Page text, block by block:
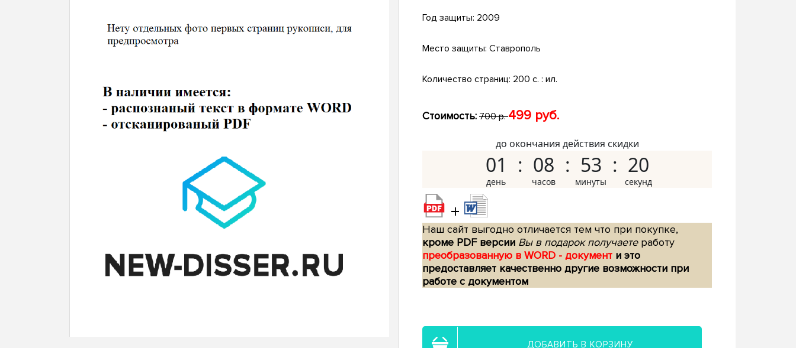
Год защиты: 2009
Место защиты: Ставрополь
Количество страниц: 200 с. : ил.
Стоимость: 700 р.499 руб.
до окончания действия скидки
01 08 53 19
+
Наш сайт выгодно отличается тем что при покупке,
кроме PDF версии Вы в подарок получаетеработу
преобразованную в WORD - документ и это
предоставляет качественно другие возможности при
работе с документом
ДОБАВИТЬ В КОРЗИНУ